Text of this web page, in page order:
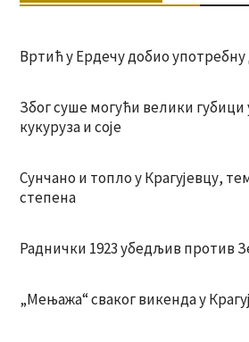
Вртић у Ердечу добио употребну
Због суше могући велики
кукуруза и соје
Сунчано и топло у Крагујевцу,
степена
Раднички 1923 убедљив против
„Мењажа“ сваког викенда у